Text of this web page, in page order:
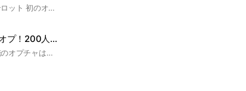
ゴーアップフォーブレインロット 初のオプチャです‼️ 初心者〜上級者・誰でも大歓迎 ✨️仲良く楽しもう！✨️ ⚠️主なルール⚠️ 暴言・下ネタ・詐欺・無断宣伝は禁止 GO UP FOR BRAINROTと STEEL THE BRAINROTの配布もしてます！ぜひ入ってね！ #ブレインロット #ゴーアップフォーブレインロット #GO UP FOR BRAINROTS #スティールザブレインロット #STEEL THE BRAINROT #配布 #交換 #仲良く
STEAL &ファイト交換オプ！200人でファイトディアかSTEALイベトラック配布！
ちょいちょい！そこの君俺のオプチャは配布大量だぜ！！絶対詐欺なし！詐欺られたらキャラは弁償します！その代わり主を仲介入れて！仲介なしの交換は弁償できないよ〜(T . T) 50人で蜘蛛配布！ 100人で通ドラ配布！ 150にんで配信にてイベドラかイベ蜘蛛配布します！ 200人で通ドラ＋イベケパ複数配布！ #ブレインロット交換#ブレインロット#交換所#fortnite#フォートナイト#ゲーム#ブレインロット交換所